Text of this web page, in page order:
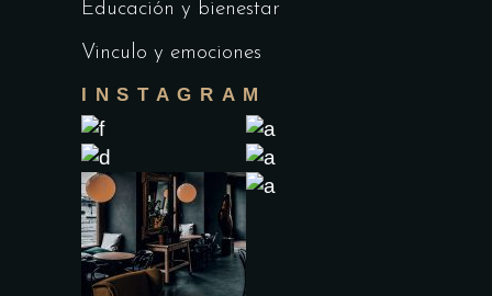
Educación y bienestar
Vinculo y emociones
INSTAGRAM